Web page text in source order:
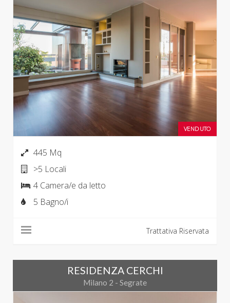
VENDUTO
445 Mq
>5 Locali
4 Camera/e da letto
5 Bagno/i
Trattativa Riservata
RESIDENZA CERCHI
Milano 2 - Segrate